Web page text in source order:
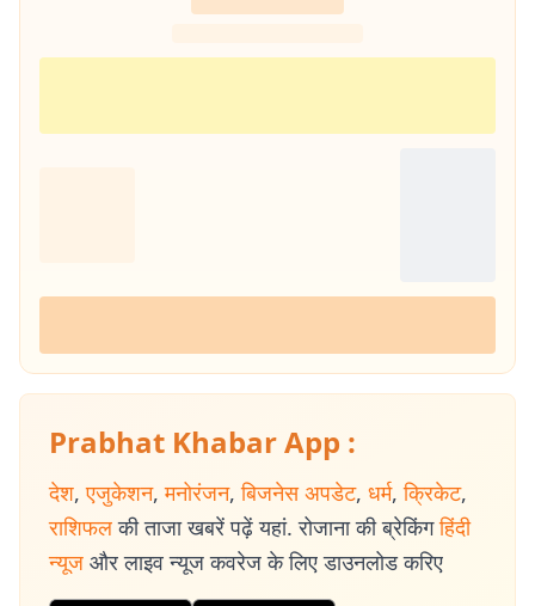
Prabhat Khabar App :
देश, एजुकेशन, मनोरंजन, बिजनेस अपडेट, धर्म, क्रिकेट,
राशिफल की ताजा खबरें पढ़ें यहां. रोजाना की ब्रेकिंग हिंदी
न्यूज और लाइव न्यूज कवरेज के लिए डाउनलोड करिए